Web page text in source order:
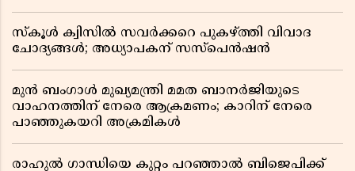
സ്കൂൾ ക്വിസിൽ സവർക്കറെ പുകഴ്ത്തി വിവാദ
ചോദ്യങ്ങൾ; അധ്യാപകന് സസ്പെൻഷൻ
മുൻ ബംഗാൾ മുഖ്യമന്ത്രി മമത ബാനർജിയുടെ
വാഹനത്തിന് നേരെ ആക്രമണം; കാറിന് നേരെ
പാഞ്ഞുകയറി അക്രമികൾ
രാഹുൽ ഗാന്ധിയെ കുറ്റം പറഞ്ഞാൽ ബിജെപിക്ക്